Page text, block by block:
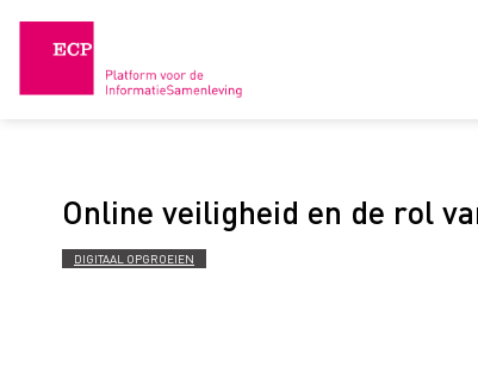
Online veiligheid en de rol
DIGITAAL OPGROEIEN